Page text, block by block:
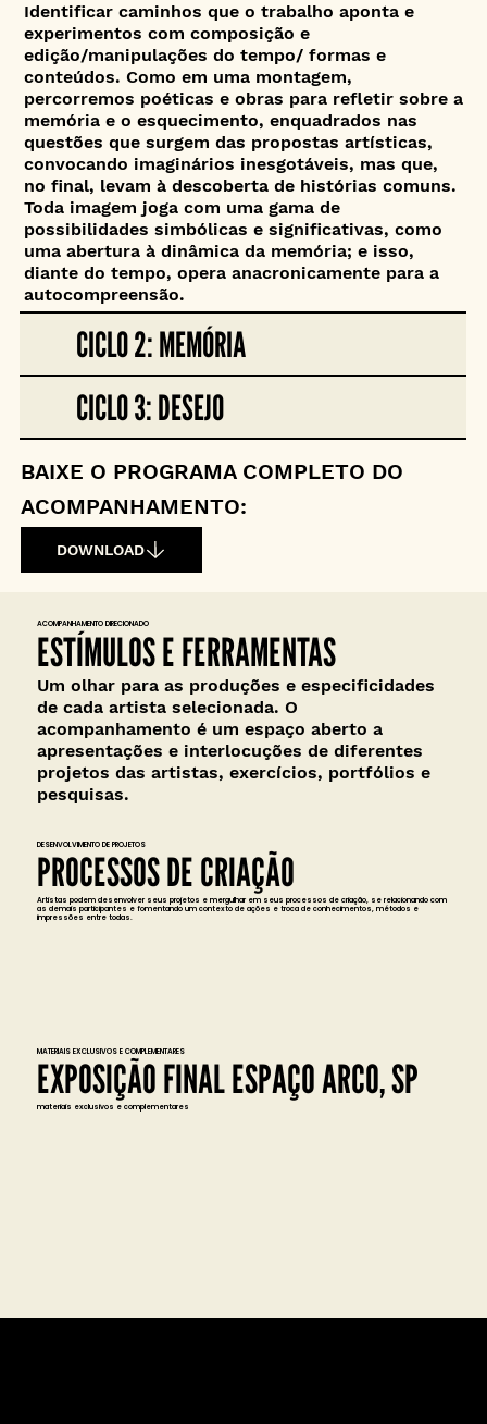
Identificar caminhos que o trabalho aponta e
experimentos com composição e
edição/manipulações do tempo/ formas e
conteúdos. Como em uma montagem,
percorremos poéticas e obras para refletir sobre a
memória e o esquecimento, enquadrados nas
questões que surgem das propostas artísticas,
convocando imaginários inesgotáveis, mas que,
no final, levam à descoberta de histórias comuns.
Toda imagem joga com uma gama de
possibilidades simbólicas e significativas, como
uma abertura à dinâmica da memória; e isso,
diante do tempo, opera anacronicamente para a
autocompreensão.
CICLO 2: MEMÓRIA
CICLO 3: DESEJO
BAIXE O PROGRAMA COMPLETO DO
ACOMPANHAMENTO:
DOWNLOAD
ACOMPANHAMENTO DIRECIONADO
ESTÍMULOS E FERRAMENTAS
Um olhar para as produções e especificidades
de cada artista selecionada. O
acompanhamento é um espaço aberto a
apresentações e interlocuções de diferentes
projetos das artistas, exercícios, portfólios e
pesquisas.
DESENVOLVIMENTO DE PROJETOS
PROCESSOS DE CRIAÇÃO
Artistas podem desenvolver seus projetos e mergulhar em seus processos de criação, se relacionando com
as demais participantes e fomentando um contexto de ações e troca de conhecimentos, métodos e
impressões entre todas.
MATERIAIS EXCLUSIVOS E COMPLEMENTARES
EXPOSIÇÃO FINAL ESPAÇO ARCO, SP
materiais exclusivos e complementares